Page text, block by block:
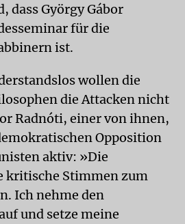
dass György Gábor
für die
ist.
wollen die
die Attacken nicht
Radnóti, einer von ihnen,
Opposition
aktiv: »Die
kritische Stimmen zum
Ich nehme den
und setze meine